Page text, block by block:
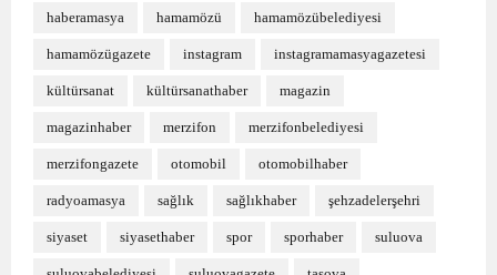
haberamasya hamamözü hamamözübelediyesi
hamamözügazete instagram instagramamasyagazetesi
kültürsanat kültürsanathaber magazin
magazinhaber merzifon merzifonbelediyesi
merzifongazete otomobil otomobilhaber
radyoamasya sağlık sağlıkhaber şehzadelerşehri
siyaset siyasethaber spor sporhaber suluova